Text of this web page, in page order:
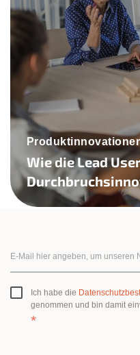
Wie die Lead
Ich habe die
genommen und bin damit
*